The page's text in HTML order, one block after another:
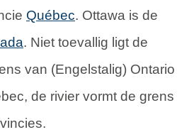
Québec. Ottawa is de
. Niet toevallig ligt de
van (Engelstalig) Ontario
de rivier vormt de grens